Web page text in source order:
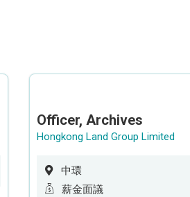
Officer, Archives
Hongkong Land Group Limited
中環
薪金面議